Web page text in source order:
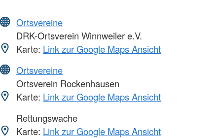
Ortsvereine
DRK-Ortsverein Winnweiler e.V.
Karte: Link zur Google Maps Ansicht
Ortsvereine
Ortsverein Rockenhausen
Karte: Link zur Google Maps Ansicht
Rettungswache
Karte: Link zur Google Maps Ansicht